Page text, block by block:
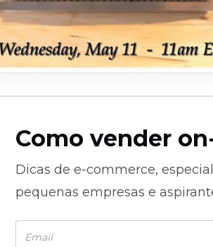
Como vender
Dicas de e-commerce,
pequenas empresas e